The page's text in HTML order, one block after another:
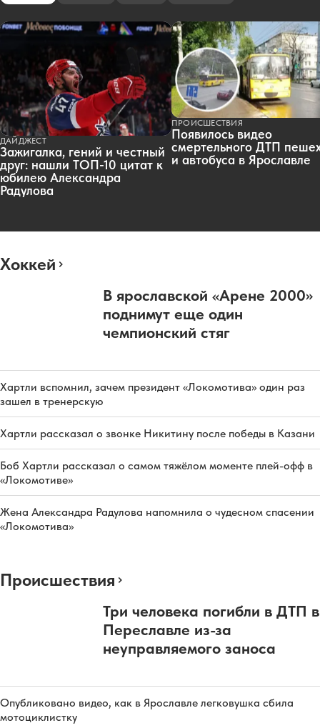
ДАЙДЖЕСТ
Зажигалка, гений и честный
друг: нашли ТОП-10 цитат к
юбилею Александра
Радулова
ПРОИСШЕСТВИЯ
Появилось видео
смертельного ДТП
и автобуса в Ярославле
Хоккей
В ярославской «Арене 2000»
поднимут еще один
чемпионский стяг
Хартли вспомнил, зачем президент «Локомотива» один раз
зашел в тренерскую
Хартли рассказал о звонке Никитину после победы в Казани
Боб Хартли рассказал о самом тяжёлом моменте плей-офф в
«Локомотиве»
Жена Александра Радулова напомнила о чудесном спасении
«Локомотива»
Происшествия
Три человека погибли в ДТП в
Переславле из-за
неуправляемого заноса
Опубликовано видео, как в Ярославле легковушка сбила
мотоциклистку